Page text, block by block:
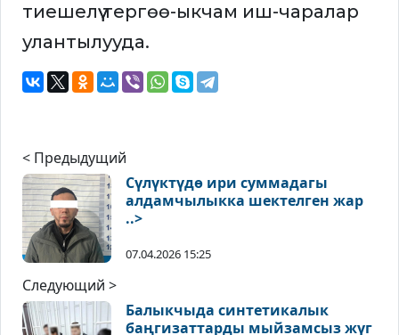
тиешелүү тергөө-ыкчам иш-чаралар
улантылууда.
< Предыдущий
Сүлүктүдө ири суммадагы
алдамчылыкка шектелген жар
..>
07.04.2026 15:25
Следующий >
Балыкчыда синтетикалык
баңгизаттарды мыйзамсыз жүг